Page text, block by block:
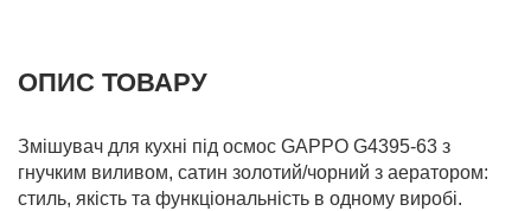
ОПИС ТОВАРУ
Змішувач для кухні під осмос GAPPO G4395-63 з
гнучким виливом, сатин золотий/чорний з аератором:
стиль, якість та функціональність в одному виробі.